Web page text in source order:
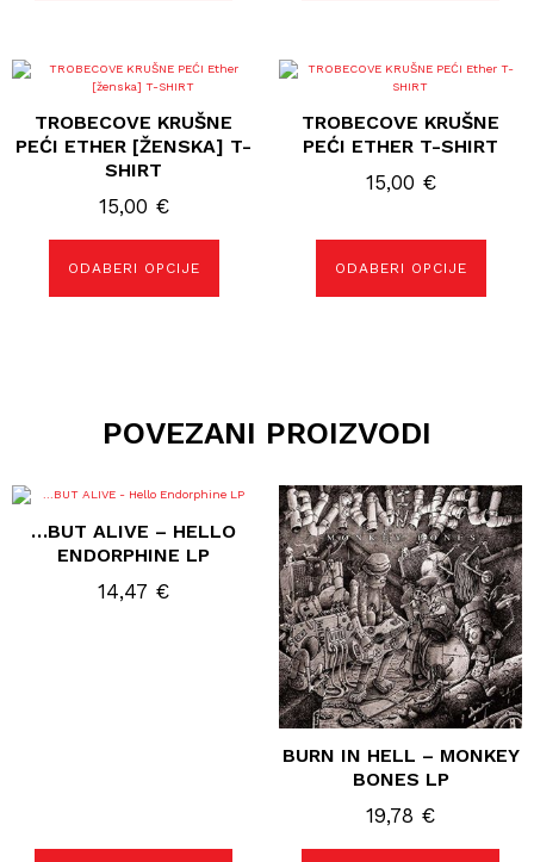
TROBECOVE KRUŠNE
PEĆI ETHER [ŽENSKA] T-
SHIRT
15,00 €
ODABERI OPCIJE
Ovaj
proizvod
više
varijanti.
Opcije
se
odabrati
proizvoda
TROBECOVE KRUŠNE
PEĆI ETHER T-SHIRT
15,00 €
ODABERI OPCIJE
Ovaj
proizvod
više
varijanti.
Opcije
se
mogu
proizvoda
POVEZANI PROIZVODI
…BUT ALIVE – HELLO
ENDORPHINE LP
14,47 €
BURN IN HELL – MONKEY
BONES LP
19,78 €